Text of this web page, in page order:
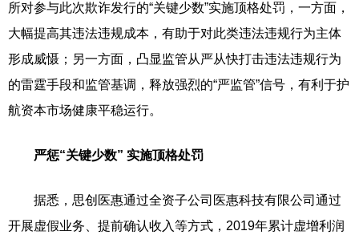
所对参与此次欺诈发行的“关键少数”实施顶格处罚，一方面，
大幅提高其违法违规成本，有助于对此类违法违规行为主体
形成威慑；另一方面，凸显监管从严从快打击违法违规行为
的雷霆手段和监管基调，释放强烈的“严监管”信号，有利于护
航资本市场健康平稳运行。
严惩“关键少数” 实施顶格处罚
据悉，思创医惠通过全资子公司医惠科技有限公司通过
开展虚假业务、提前确认收入等方式，2019年累计虚增利润